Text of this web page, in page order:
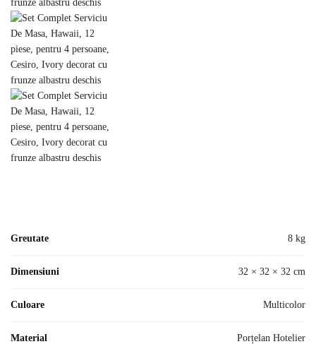
Greutate 8 kg
Dimensiuni 32 × 32 × 32 cm
Culoare Multicolor
Material Porțelan Hotelier